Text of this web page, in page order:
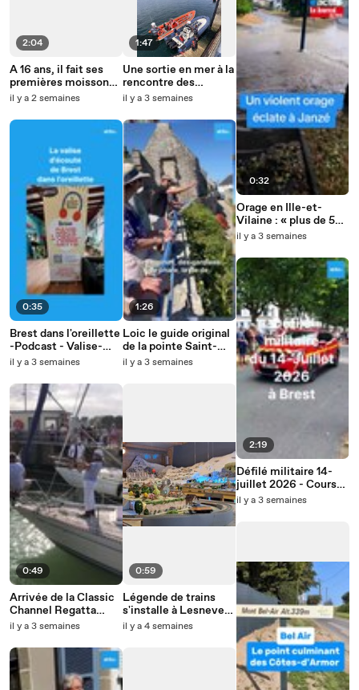
2:04
A 16 ans, il fait ses
premières moissons
en Bretagne
il y a 2 semaines
0:35
Brest dans l'oreillette
-Podcast - Valise-
decoute
il y a 3 semaines
0:49
Arrivée de la Classic
Channel Regatta
2026 au port de
il y a 3 semaines
1:47
Une sortie en mer à la
rencontre des
dauphins
il y a 3 semaines
1:26
Loic le guide original
de la pointe Saint-
Mathieu
il y a 3 semaines
0:59
Légende de trains
s'installe à Lesneven
et propose un grand
il y a 4 semaines
0:32
Orage en Ille-et-
Vilaine : « plus de 50
millimètres en 30
Janzé soudainement
inondée
il y a 3 semaines
2:19
Défilé militaire 14-
juillet 2026 - Cours
Dajot à Brest
il y a 3 semaines